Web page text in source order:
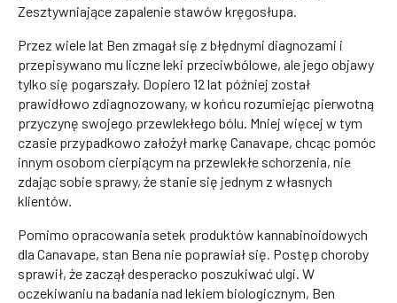
Zesztywniające zapalenie stawów kręgosłupa.
Przez wiele lat Ben zmagał się z błędnymi diagnozami i
przepisywano mu liczne leki przeciwbólowe, ale jego objawy
tylko się pogarszały. Dopiero 12 lat później został
prawidłowo zdiagnozowany, w końcu rozumiejąc pierwotną
przyczynę swojego przewlekłego bólu. Mniej więcej w tym
czasie przypadkowo założył markę Canavape, chcąc pomóc
innym osobom cierpiącym na przewlekłe schorzenia, nie
zdając sobie sprawy, że stanie się jednym z własnych
klientów.
Pomimo opracowania setek produktów kannabinoidowych
dla Canavape, stan Bena nie poprawiał się. Postęp choroby
sprawił, że zaczął desperacko poszukiwać ulgi. W
oczekiwaniu na badania nad lekiem biologicznym, Ben